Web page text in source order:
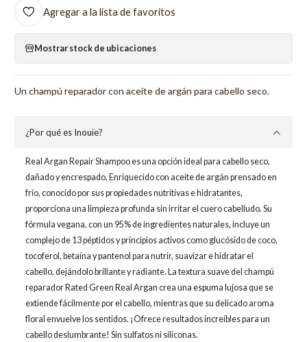
Agregar a la lista de favoritos
Mostrar stock de ubicaciones
Un champú reparador con aceite de argán para cabello seco.
¿Por qué es Inouïe?
Real Argan Repair Shampoo es una opción ideal para cabello seco,
dañado y encrespado. Enriquecido con aceite de argán prensado en
frío, conocido por sus propiedades nutritivas e hidratantes,
proporciona una limpieza profunda sin irritar el cuero cabelludo. Su
fórmula vegana, con un 95% de ingredientes naturales, incluye un
complejo de 13 péptidos y principios activos como glucósido de coco,
tocoferol, betaína y pantenol para nutrir, suavizar e hidratar el
cabello, dejándolo brillante y radiante. La textura suave del champú
reparador Rated Green Real Argan crea una espuma lujosa que se
extiende fácilmente por el cabello, mientras que su delicado aroma
floral envuelve los sentidos. ¡Ofrece resultados increíbles para un
cabello deslumbrante! Sin sulfatos ni siliconas.